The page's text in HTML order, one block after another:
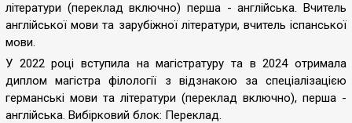
літератури (переклад включно) перша - англійська. Вчитель
англійської мови та зарубіжної літератури, вчитель іспанської
мови.
У 2022 році вступила на магістратуру та в 2024 отримала
диплом магістра філології з відзнакою за спеціалізацією
германські мови та літератури (переклад включно), перша -
англійська. Вибірковий блок: Переклад.